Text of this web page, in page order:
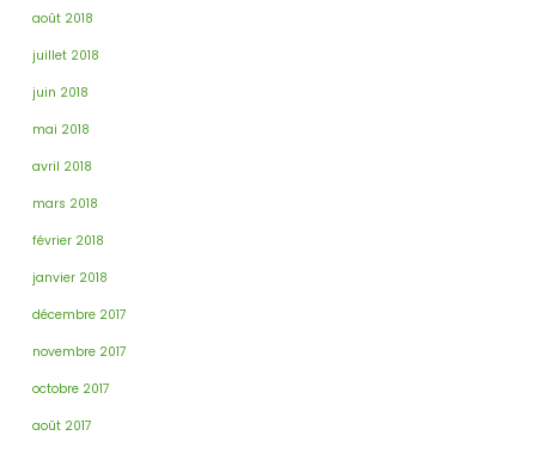
août 2018
juillet 2018
juin 2018
mai 2018
avril 2018
mars 2018
février 2018
janvier 2018
décembre 2017
novembre 2017
octobre 2017
août 2017